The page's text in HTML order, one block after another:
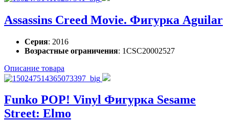
Assassins Creed Movie. Фигурка Aguilar
Серия: 2016
Возрастные ограничения: 1CSC20002527
Описание товара
Funko POP! Vinyl Фигурка Sesame
Street: Elmo